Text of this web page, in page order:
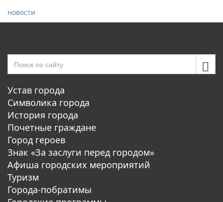
новости
Устав города
Символика города
История города
Почетные граждане
Город героев
Знак «За заслуги перед городом»
Афиша городских мероприятий
Туризм
Города-побратимы